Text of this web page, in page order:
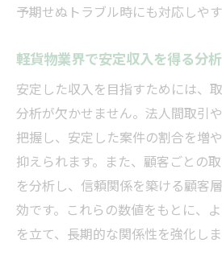
予期せぬトラブル時にも対応しやす
軽貨物業界で安定収入を得る分
安定した収入を目指すためには、
分析が欠かせません。法人間取引
把握し、安定した案件の割合を増
抑えられます。また、顧客ごとの
を分析し、信頼関係を築ける顧客
効です。これらの数値をもとに、
を立て、長期的な関係性を強化しま